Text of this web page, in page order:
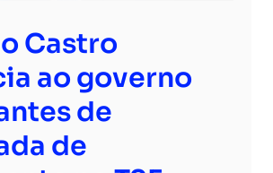
Castro
ao governo
de
de